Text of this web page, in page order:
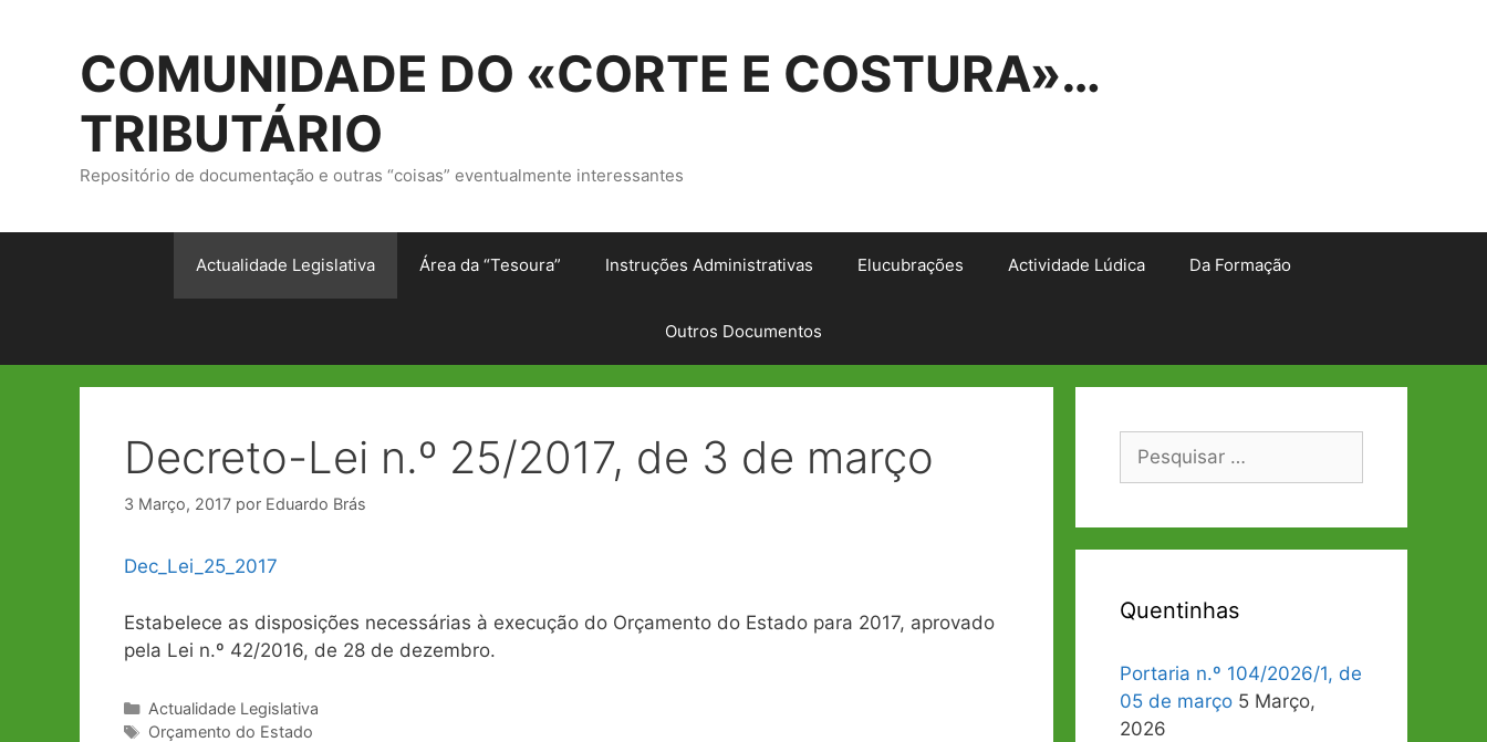
COMUNIDADE DO «CORTE E COSTURA»…
TRIBUTÁRIO
Repositório de documentação e outras “coisas” eventualmente interessantes
Actualidade Legislativa Área da “Tesoura” Instruções Administrativas Elucubrações Actividade Lúdica Da Formação
Outros Documentos
Decreto-Lei n.º 25/2017, de 3 de março
3 Março, 2017 por Eduardo Brás
Dec_Lei_25_2017
Estabelece as disposições necessárias à execução do Orçamento do Estado para 2017, aprovado
pela Lei n.º 42/2016, de 28 de dezembro.
Categorias
Actualidade Legislativa
Etiquetas
Orçamento do Estado
Pesquisar
Quentinhas
Portaria n.º 104/2026/1, de
05 de março 5 Março,
2026